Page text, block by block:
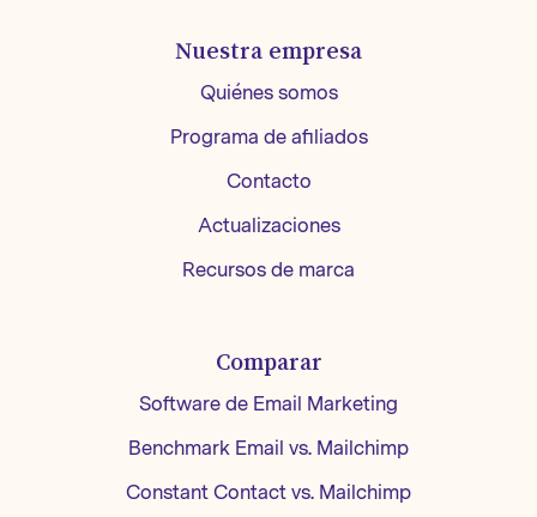
Nuestra empresa
Quiénes somos
Programa de afiliados
Contacto
Actualizaciones
Recursos de marca
Comparar
Software de Email Marketing
Benchmark Email vs. Mailchimp
Constant Contact vs. Mailchimp